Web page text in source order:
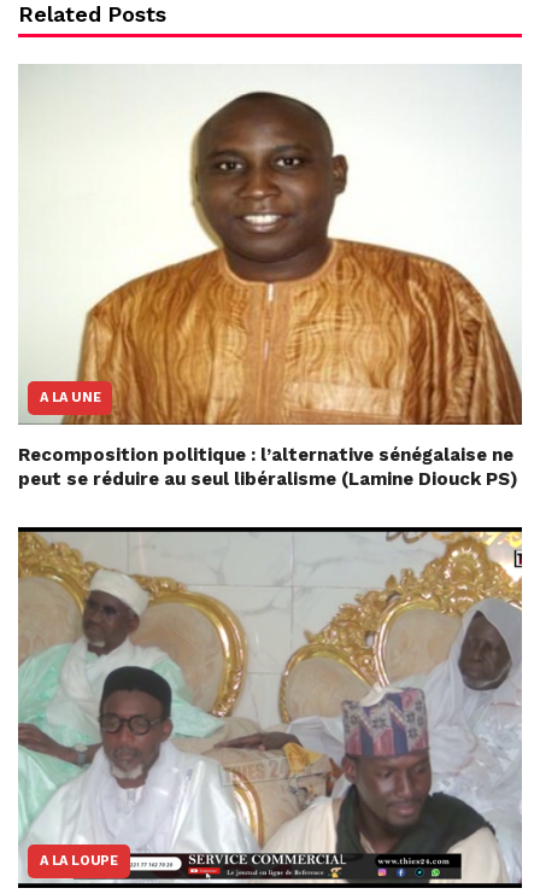
Related Posts
A LA UNE
Recomposition politique : l’alternative sénégalaise ne
peut se réduire au seul libéralisme (Lamine Diouck PS)
A LA LOUPE